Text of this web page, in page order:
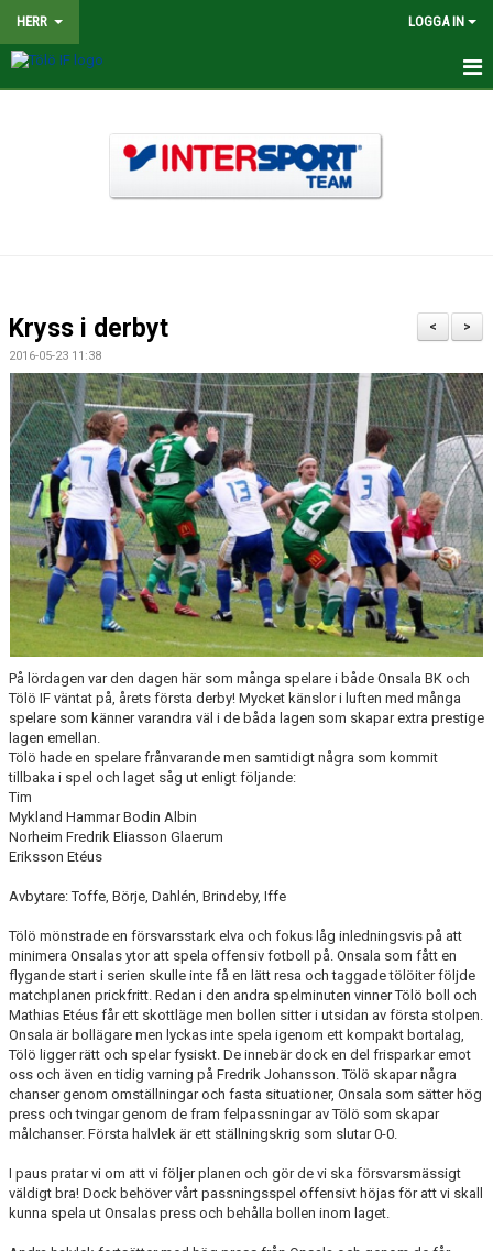
HERR LOGGA IN
BILDGALLERI
DOKUMENT
KONTAKT
>
<
Kryss i derbyt
2016-05-23 11:38
På lördagen var den dagen här som många spelare i både Onsala BK och
Tölö IF väntat på, årets första derby! Mycket känslor i luften med många
spelare som känner varandra väl i de båda lagen som skapar extra prestige
lagen emellan.
Tölö hade en spelare frånvarande men samtidigt några som kommit
tillbaka i spel och laget såg ut enligt följande:
Tim
Mykland Hammar Bodin Albin
Norheim Fredrik Eliasson Glaerum
Eriksson Etéus
Avbytare: Toffe, Börje, Dahlén, Brindeby, Iffe
Tölö mönstrade en försvarsstark elva och fokus låg inledningsvis på att
minimera Onsalas ytor att spela offensiv fotboll på. Onsala som fått en
flygande start i serien skulle inte få en lätt resa och taggade tölöiter följde
matchplanen prickfritt. Redan i den andra spelminuten vinner Tölö boll och
Mathias Etéus får ett skottläge men bollen sitter i utsidan av första stolpen.
Onsala är bollägare men lyckas inte spela igenom ett kompakt bortalag,
Tölö ligger rätt och spelar fysiskt. De innebär dock en del frisparkar emot
oss och även en tidig varning på Fredrik Johansson. Tölö skapar några
chanser genom omställningar och fasta situationer, Onsala som sätter hög
press och tvingar genom de fram felpassningar av Tölö som skapar
målchanser. Första halvlek är ett ställningskrig som slutar 0-0.
I paus pratar vi om att vi följer planen och gör de vi ska försvarsmässigt
väldigt bra! Dock behöver vårt passningsspel offensivt höjas för att vi skall
kunna spela ut Onsalas press och behålla bollen inom laget.